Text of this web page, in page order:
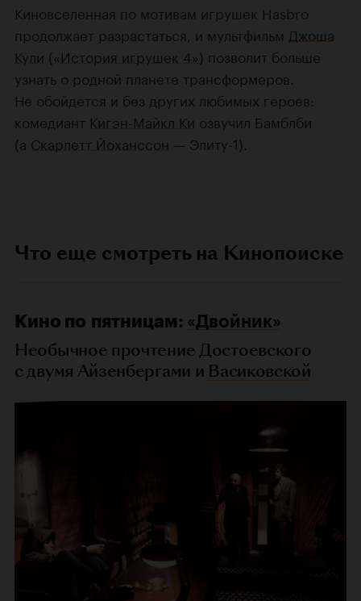
Киновселенная по мотивам игрушек Hasbro
продолжает разрастаться, и мультфильм Джоша
Кули («История игрушек 4») позволит больше
узнать о родной планете трансформеров.
Не обойдется и без других любимых героев:
комедиант Кигэн-Майкл Ки озвучил Бамблби
(а Скарлетт Йоханссон — Элиту-1).
Что еще смотреть на Кинопоиске
Кино по пятницам: «Двойник»
Необычное прочтение Достоевского
с двумя Айзенбергами и Васиковской